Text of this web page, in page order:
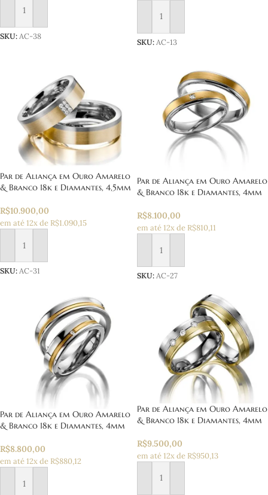
Adicionar ao carrinho
SKU:AC-38
Adicionar ao carrinho
SKU: AC-13
Par de Aliança em Ouro Amarelo
& Branco 18k e Diamantes, 4,5mm
R$10.900,00
em até 12x de R$1.090,15
Adicionar ao carrinho
SKU:AC-31
Par de Aliança em Ouro Amarelo
& Branco 18k e Diamantes, 4mm
R$8.100,00
em até 12x de R$810,11
Adicionar ao carrinho
SKU:AC-27
Par de Aliança em Ouro Amarelo
& Branco 18k e Diamantes, 4mm
R$8.800,00
em até 12x de R$880,12
Adicionar ao carrinho
Par de Aliança em Ouro Amarelo
& Branco 18k e Diamantes, 4mm
R$9.500,00
em até 12x de R$950,13
Adicionar ao carrinho